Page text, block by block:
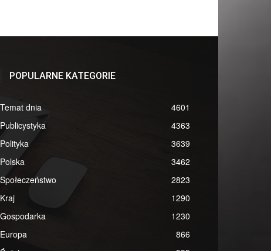
POPULARNE KATEGORIE
Temat dnia
4601
Publicystyka
4363
Polityka
3639
Polska
3462
Społeczeństwo
2823
Kraj
1290
Gospodarka
1230
Europa
866